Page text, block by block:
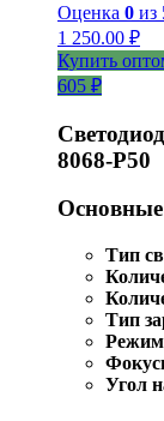
Оценка 0 из
1 250.00 ₽
Купить
605 ₽
8068-P50
Тип
Тип
Угол